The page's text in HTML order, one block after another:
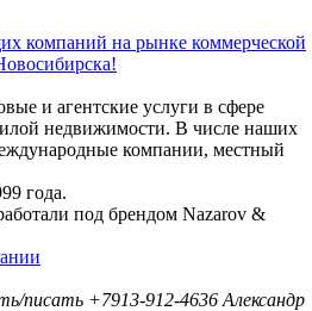
компаний на рынке коммерческой
и агентские услуги в сфере
недвижимости. В числе наших
компании, местный
года.
под брендом Nazarov &
писать +7913-912-4636 Александр